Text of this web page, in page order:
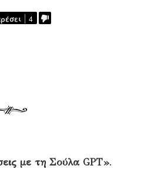
4
με τη Σούλα GPT».